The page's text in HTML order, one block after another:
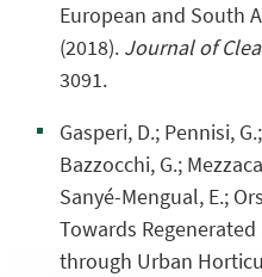
European and South
(2018). Journal of
3091.
Gasperi, D.; Pennisi,
Bazzocchi, G.;
Sanyé-Mengual, E.;
Towards
through Urban